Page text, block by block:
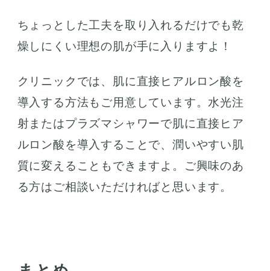
ちょっとした工夫を取り入れるだけでも乾
燥しにくい理想の肌が手に入りますよ！
クリニックでは、肌に直接ヒアルロン酸を
導入する方法もご用意しています。水光注
射またはプラズマシャワーで肌に直接ヒア
ルロン酸を導入することで、潤いやすい肌
質に変えることもできますよ。ご興味のあ
る方はご相談いただければと思います。